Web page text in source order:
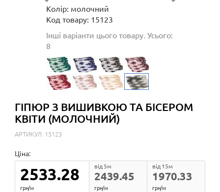
Колір: молочний
Код товару: 15123
Інші варіанти цього товару. Усього:
8
ГІПЮР З ВИШИВКОЮ ТА БІСЕРОМ
КВІТИ (МОЛОЧНИЙ)
АРТИКУЛ: 15123
Ціна:
2533.28
грн/м
2439.45
від 5м
грн/м
1970.33
від 15м
грн/м